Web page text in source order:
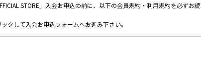
STORE」入会お申込の前に、以下の会員規約・利用規約を必ずお読
クして入会お申込フォームへお進み下さい。